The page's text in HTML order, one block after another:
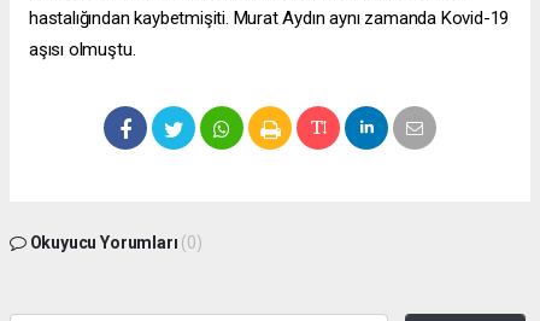
hastalığından kaybetmişiti. Murat Aydın aynı zamanda Kovid-19
aşısı olmuştu.
Okuyucu Yorumları (0)